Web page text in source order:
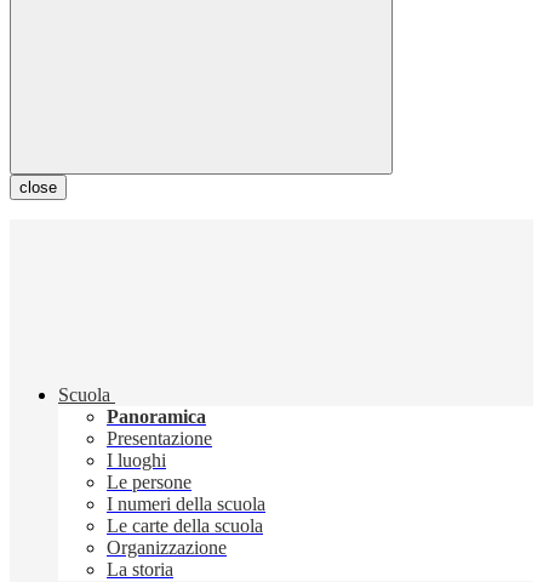
close
Scuola
Panoramica
Presentazione
I luoghi
Le persone
I numeri della scuola
Le carte della scuola
Organizzazione
La storia